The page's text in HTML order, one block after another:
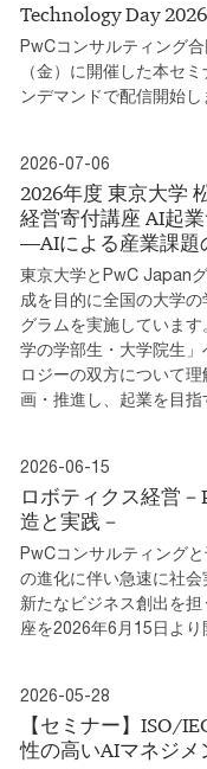
Technology Day 2026
PwCコンサルティング
（金）に開催した本セ
ンデマンドで配信開始し
2026-07-06
2026年度 東京大学
経営寄付講座 AI起
―AIによる産業課
東京大学とPwC Japan
成を目的に全国の大学
グラムを実施していま
学の学部生・大学院生
ロジーの双方について
画・推進し、起業を目指
2026-06-15
ロボティクス経営
造と実践－
PwCコンサルティング
の進化に伴い急速に社
新たなビジネス創出を
座を2026年6月15日より
2026-05-28
【セミナー】ISO/
性の高いAIマネジメ